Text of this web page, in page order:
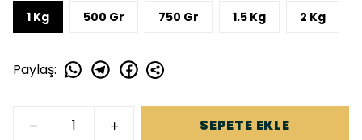
1 Kg
500 Gr 750 Gr 1.5 Kg 2 Kg
Paylaş:
SEPETE EKLE